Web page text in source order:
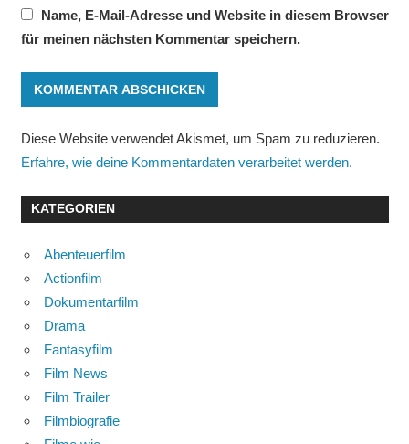
Name, E-Mail-Adresse und Website in diesem Browser
für meinen nächsten Kommentar speichern.
Diese Website verwendet Akismet, um Spam zu reduzieren.
Erfahre, wie deine Kommentardaten verarbeitet werden.
KATEGORIEN
Abenteuerfilm
Actionfilm
Dokumentarfilm
Drama
Fantasyfilm
Film News
Film Trailer
Filmbiografie